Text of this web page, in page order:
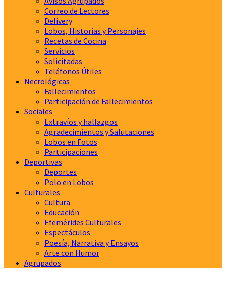
Correo de Lectores
Delivery
Lobos, Historias y Personajes
Recetas de Cocina
Servicios
Solicitadas
Teléfonos Útiles
Necrológicas
Fallecimientos
Participación de Fallecimientos
Sociales
Extravíos y hallazgos
Agradecimientos y Salutaciones
Lobos en Fotos
Participaciones
Deportivas
Deportes
Polo en Lobos
Culturales
Cultura
Educación
Efemérides Culturales
Espectáculos
Poesía, Narrativa y Ensayos
Arte con Humor
Agrupados